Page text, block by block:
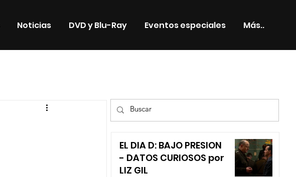
Noticias DVD y Blu-Ray Eventos especiales Más..
EL DIA D: BAJO PRESION
- DATOS CURIOSOS por
LIZ GIL